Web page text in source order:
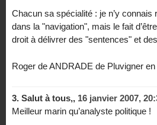
Chacun sa spécialité : je n’y connais
dans la "navigation", mais le fait
droit à délivrer des "sentences" et
Roger de ANDRADE de Pluvigner
3. Salut à tous,, 16 janvier 2007,
Meilleur marin qu’analyste politique !